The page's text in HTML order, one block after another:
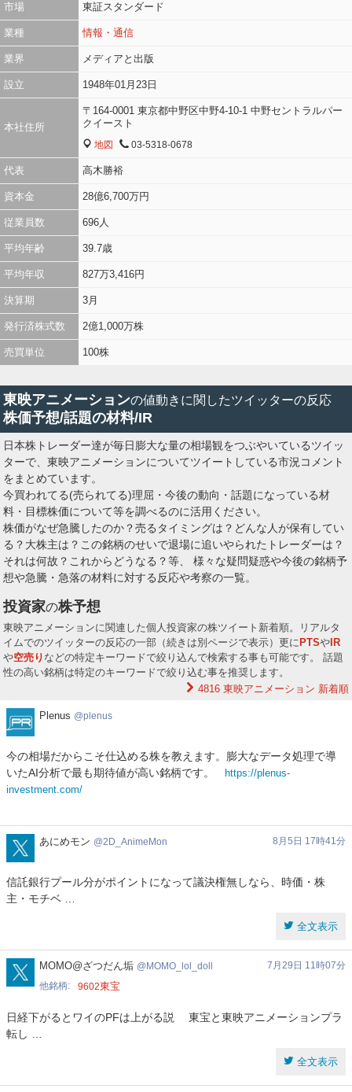
市場 東証スタンダード
業種 情報・通信
業界 メディアと出版
設立 1948年01月23日
本社住所
〒164-0001 東京都中野区中野4-10-1 中野セントラルパー
クイースト
MAP
地図 TEL
03-5318-0678
代表 高木勝裕
資本金 28億6,700万円
従業員数 696人
平均年齢 39.7歳
平均年収 827万3,416円
決算期 3月
発行済株式数 2億1,000万株
売買単位 100株
東映アニメーションの値動きに関したツイッターの反応
株価予想/話題の材料/IR
日本株トレーダー達が毎日膨大な量の相場観をつぶやいているツイッ
ターで、東映アニメーションについてツイートしている市況コメント
をまとめています。
今買われてる(売られてる)理屈・今後の動向・話題になっている材
料・目標株価について等を調べるのに活用ください。
株価がなぜ急騰したのか？売るタイミングは？どんな人が保有してい
る？大株主は？この銘柄のせいで退場に追いやられたトレーダーは？
それは何故？これからどうなる？等、 様々な疑問疑惑や今後の銘柄予
想や急騰・急落の材料に対する反応や考察の一覧。
投資家の株予想
東映アニメーションに関連した個人投資家の株ツイート新着順。リアルタ
イムでのツイッターの反応の一部（続きは別ページで表示）更に PTSや IR
や空売り などの特定キーワードで絞り込んで検索する事も可能です。 話題
性の高い銘柄は特定のキーワードで絞り込む事を推奨します。
4816 東映アニメーション 新着順
Plenus
Plenus plenus
今の相場だからこそ仕込める株を教えます。膨大なデータ処理で導
いたAI分析で最も期待値が高い銘柄です。
https://plenus-
investment.com/
2D_AnimeMon
あにめモン 2D_AnimeMon 8月5日 17時41分
信託銀行プール分がポイントになって議決権無しなら、時価・株
主・モチベ …
全文表示
MOMO_lol_doll
MOMO@ざつだん垢 MOMO_lol_doll
7月29日 11時07分
他銘柄
9602東宝
日経下がるとワイのPFは上がる説 東宝と東映アニメーションプラ
転し …
全文表示